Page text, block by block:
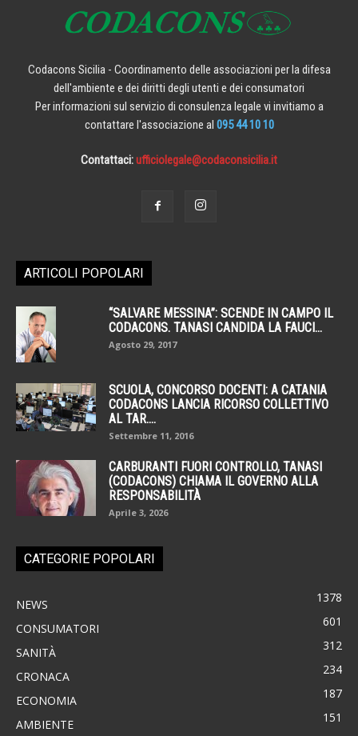
Codacons Sicilia - Coordinamento delle associazioni per la difesa
dell'ambiente e dei diritti degli utenti e dei consumatori
Per informazioni sul servizio di consulenza legale vi invitiamo a
contattare l'associazione al 095 44 10 10
Contattaci:ufficiolegale@codaconsicilia.it
ARTICOLI POPOLARI
“SALVARE MESSINA”: SCENDE IN CAMPO IL
CODACONS. TANASI CANDIDA LA FAUCI...
Agosto 29, 2017
SCUOLA, CONCORSO DOCENTI: A CATANIA
CODACONS LANCIA RICORSO COLLETTIVO
AL TAR....
Settembre 11, 2016
CARBURANTI FUORI CONTROLLO, TANASI
(CODACONS) CHIAMA IL GOVERNO ALLA
RESPONSABILITÀ
Aprile 3, 2026
CATEGORIE POPOLARI
NEWS 1378
CONSUMATORI 601
SANITÀ 312
CRONACA 234
ECONOMIA 187
AMBIENTE
151